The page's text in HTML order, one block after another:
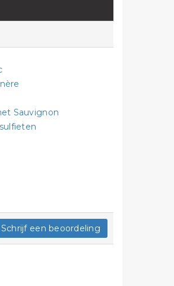
Sauvignon
Schrijf een beoordeling